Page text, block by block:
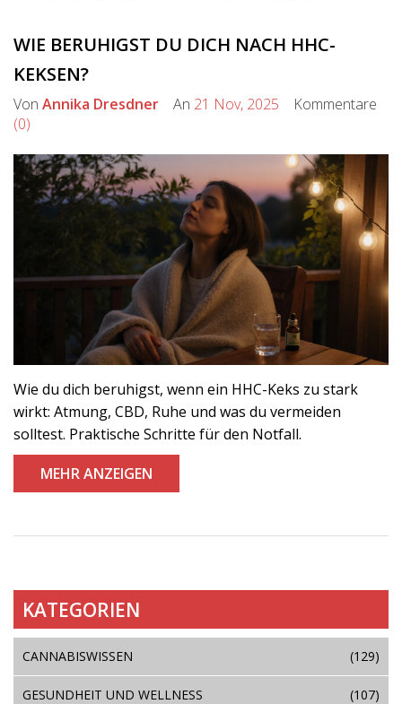
WIE BERUHIGST DU DICH NACH HHC-
KEKSEN?
Von Annika Dresdner An 21 Nov, 2025 Kommentare
(0)
Wie du dich beruhigst, wenn ein HHC-Keks zu stark
wirkt: Atmung, CBD, Ruhe und was du vermeiden
solltest. Praktische Schritte für den Notfall.
MEHR ANZEIGEN
KATEGORIEN
CANNABISWISSEN (129)
GESUNDHEIT UND WELLNESS (107)